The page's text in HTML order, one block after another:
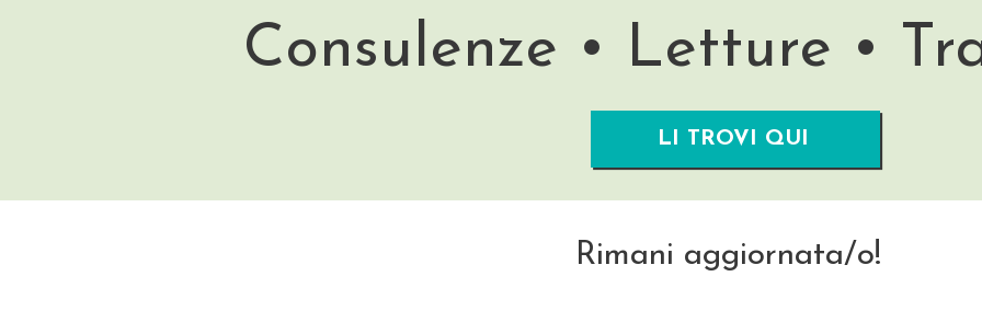
Consulenze • Letture •
LI TROVI QUI
Rimani aggiornata/o!